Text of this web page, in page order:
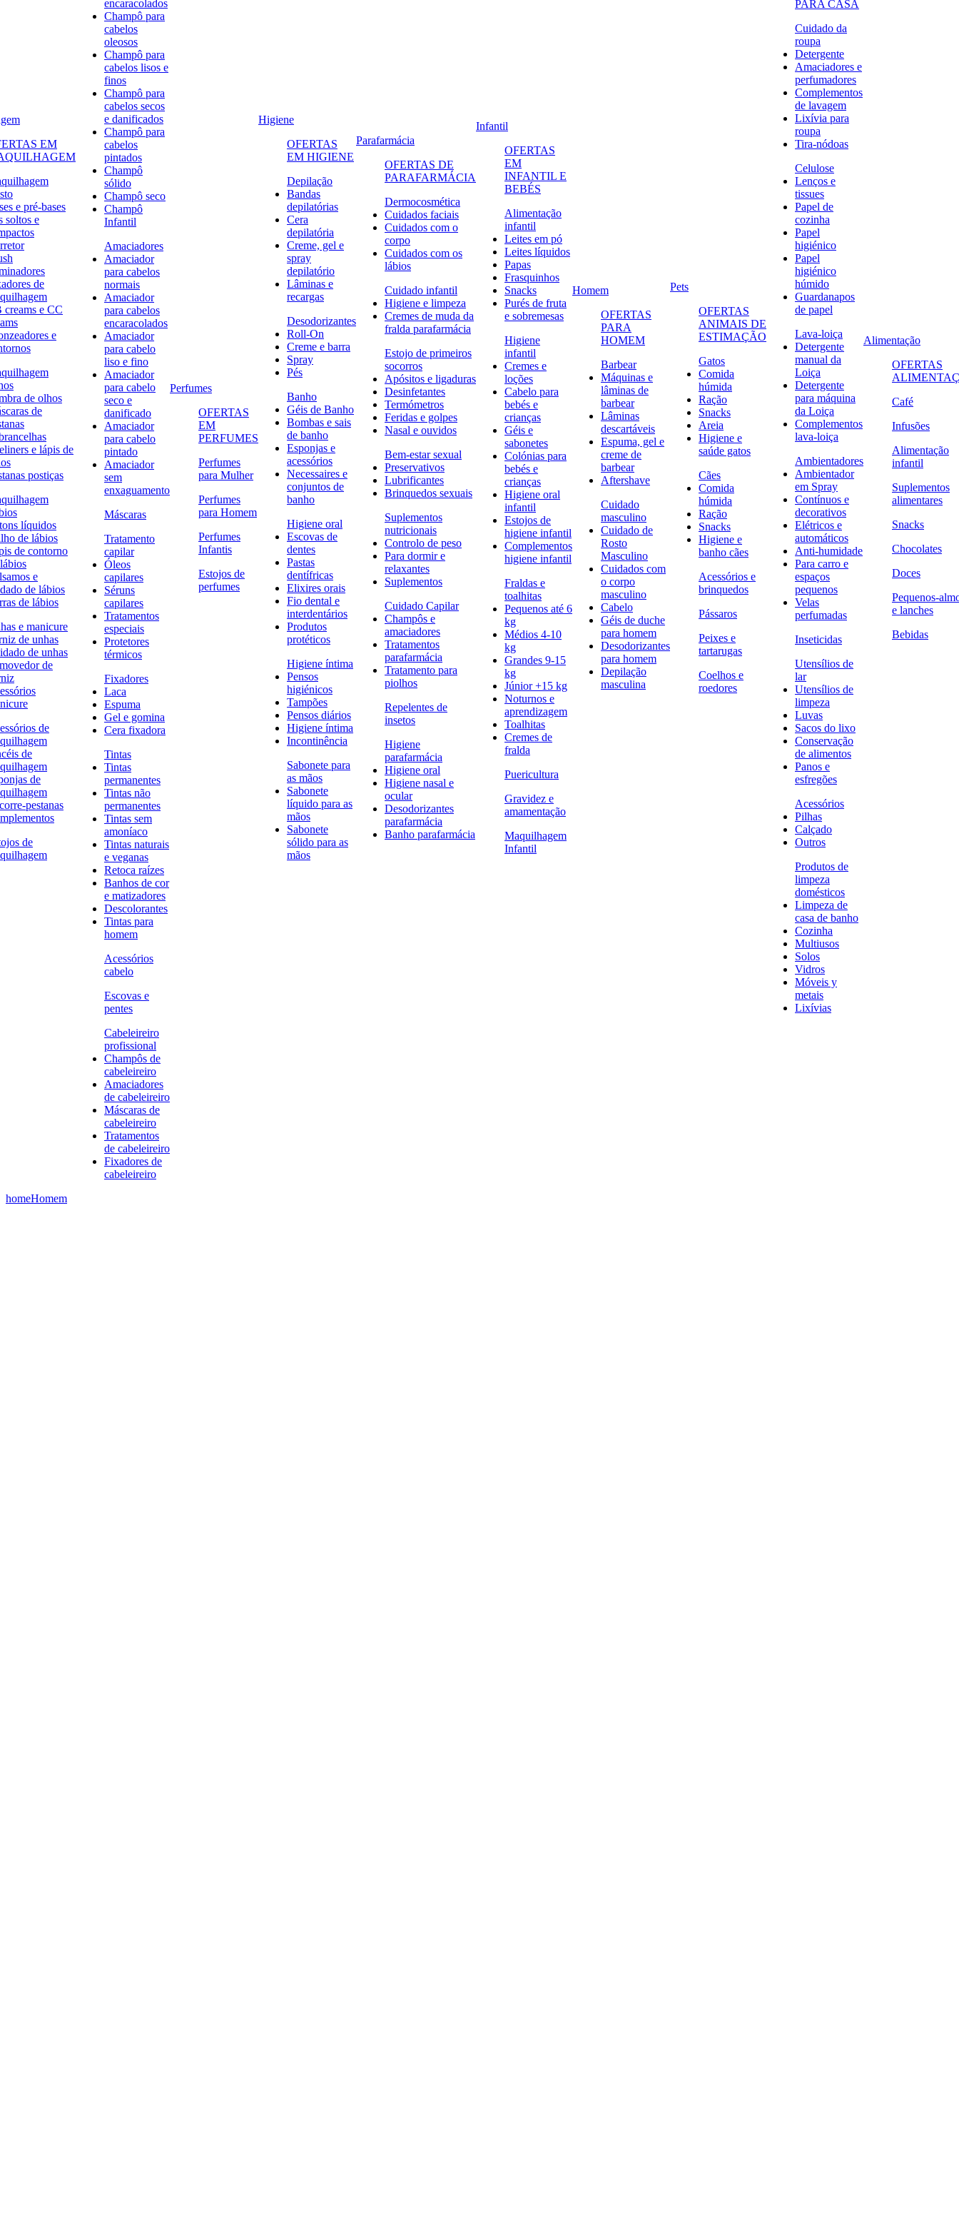
EM
e pré-bases
soltos e
de
creams e CC
e
de olhos
de
e lápis de
postiças
líquidos
de lábios
de contorno
e
de lábios
de lábios
e manicure
de unhas
de unhas
de
de
de
de
pestanas
de
encaracolados
Champô para
cabelos
oleosos
Champô para
cabelos lisos e
finos
Champô para
cabelos secos
e danificados
Champô para
cabelos
pintados
Champô
sólido
Champô seco
Champô
Infantil
Amaciadores
Amaciador
para cabelos
normais
Amaciador
para cabelos
encaracolados
Amaciador
para cabelo
liso e fino
Amaciador
para cabelo
seco e
danificado
Amaciador
para cabelo
pintado
Amaciador
sem
enxaguamento
Máscaras
Tratamento
capilar
Óleos
capilares
Séruns
capilares
Tratamentos
especiais
Protetores
térmicos
Fixadores
Laca
Espuma
Gel e gomina
Cera fixadora
Tintas
Tintas
permanentes
Tintas não
permanentes
Tintas sem
amoníaco
Tintas naturais
e veganas
Retoca raízes
Banhos de cor
e matizadores
Descolorantes
Tintas para
homem
Acessórios
cabelo
Escovas e
pentes
Cabeleireiro
profissional
Champôs de
cabeleireiro
Amaciadores
de cabeleireiro
Máscaras de
cabeleireiro
Tratamentos
de cabeleireiro
Fixadores de
cabeleireiro
Perfumes
OFERTAS
EM
PERFUMES
Perfumes
para Mulher
Perfumes
para Homem
Perfumes
Infantis
Estojos de
perfumes
Higiene
OFERTAS
EM HIGIENE
Depilação
Bandas
depilatórias
Cera
depilatória
Creme, gel e
spray
depilatório
Lâminas e
recargas
Desodorizantes
Roll-On
Creme e barra
Spray
Pés
Banho
Géis de Banho
Bombas e sais
de banho
Esponjas e
acessórios
Necessaires e
conjuntos de
banho
Higiene oral
Escovas de
dentes
Pastas
dentífricas
Elixires orais
Fio dental e
interdentários
Produtos
protéticos
Higiene íntima
Pensos
higiénicos
Tampões
Pensos diários
Higiene íntima
Incontinência
Sabonete para
as mãos
Sabonete
líquido para as
mãos
Sabonete
sólido para as
mãos
Parafarmácia
OFERTAS DE
PARAFARMÁCIA
Dermocosmética
Cuidados faciais
Cuidados com o
corpo
Cuidados com os
lábios
Cuidado infantil
Higiene e limpeza
Cremes de muda da
fralda parafarmácia
Estojo de primeiros
socorros
Apósitos e ligaduras
Desinfetantes
Termómetros
Feridas e golpes
Nasal e ouvidos
Bem-estar sexual
Preservativos
Lubrificantes
Brinquedos sexuais
Suplementos
nutricionais
Controlo de peso
Para dormir e
relaxantes
Suplementos
Cuidado Capilar
Champôs e
amaciadores
Tratamentos
parafarmácia
Tratamento para
piolhos
Repelentes de
insetos
Higiene
parafarmácia
Higiene oral
Higiene nasal e
ocular
Desodorizantes
parafarmácia
Banho parafarmácia
Infantil
OFERTAS
EM
INFANTIL E
BEBÉS
Alimentação
infantil
Leites em pó
Leites líquidos
Papas
Frasquinhos
Snacks
Purés de fruta
e sobremesas
Higiene
infantil
Cremes e
loções
Cabelo para
bebés e
crianças
Géis e
sabonetes
Colónias para
bebés e
crianças
Higiene oral
infantil
Estojos de
higiene infantil
Complementos
higiene infantil
Fraldas e
toalhitas
Pequenos até 6
kg
Médios 4-10
kg
Grandes 9-15
kg
Júnior +15 kg
Noturnos e
aprendizagem
Toalhitas
Cremes de
fralda
Puericultura
Gravidez e
amamentação
Maquilhagem
Infantil
Homem
OFERTAS
PARA
HOMEM
Barbear
Máquinas e
lâminas de
barbear
Lâminas
descartáveis
Espuma, gel e
creme de
barbear
Aftershave
Cuidado
masculino
Cuidado de
Rosto
Masculino
Cuidados com
o corpo
masculino
Cabelo
Géis de duche
para homem
Desodorizantes
para homem
Depilação
masculina
Pets
OFERTAS
ANIMAIS DE
ESTIMAÇÃO
Gatos
Comida
húmida
Ração
Snacks
Areia
Higiene e
saúde gatos
Cães
Comida
húmida
Ração
Snacks
Higiene e
banho cães
Acessórios e
brinquedos
Pássaros
Peixes e
tartarugas
Coelhos e
roedores
PARA CASA
Cuidado da
roupa
Detergente
Amaciadores e
perfumadores
Complementos
de lavagem
Lixívia para
roupa
Tira-nódoas
Celulose
Lenços e
tissues
Papel de
cozinha
Papel
higiénico
Papel
higiénico
húmido
Guardanapos
de papel
Lava-loiça
Detergente
manual da
Loiça
Detergente
para máquina
da Loiça
Complementos
lava-loiça
Ambientadores
Ambientador
em Spray
Contínuos e
decorativos
Elétricos e
automáticos
Anti-humidade
Para carro e
espaços
pequenos
Velas
perfumadas
Inseticidas
Utensílios de
lar
Utensílios de
limpeza
Luvas
Sacos do lixo
Conservação
de alimentos
Panos e
esfregões
Acessórios
Pilhas
Calçado
Outros
Produtos de
limpeza
domésticos
Limpeza de
casa de banho
Cozinha
Multiusos
Solos
Vidros
Móveis y
metais
Lixívias
Alimentação
OFERTAS
Café
Infusões
Alimentação
infantil
Suplementos
alimentares
Snacks
Chocolates
Doces
Pequenos-
e lanches
Bebidas
homeHomem